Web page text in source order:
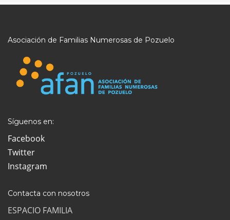
Asociación de Familias Numerosas de Pozuelo
Síguenos en:
Facebook
Twitter
Instagram
Contacta con nosotros
ESPACIO FAMILIA